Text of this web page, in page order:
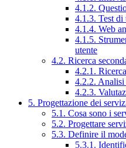
4.1.2.
4.1.3. Test di
4.1.4. Web
4.1.5.
utente
4.2. Ricerca
4.2.1.
4.2.2. Analisi
4.2.3.
5. Progettazione dei
5.1. Cosa sono i
5.2. Progettare
5.3. Definire il
5.3.1.